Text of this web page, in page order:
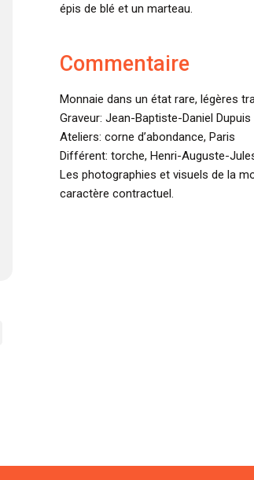
épis de blé et un marteau.
Commentaire
Monnaie dans un état rare, légères
Graveur: Jean-Baptiste-Daniel Dupuis
Ateliers: corne d’abondance, Paris
Différent: torche, Henri-Auguste-
Les photographies et visuels de la
caractère contractuel.